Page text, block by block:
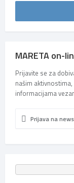
MARETA on-
Prijavite se za
našim
informacijama
Prijava na